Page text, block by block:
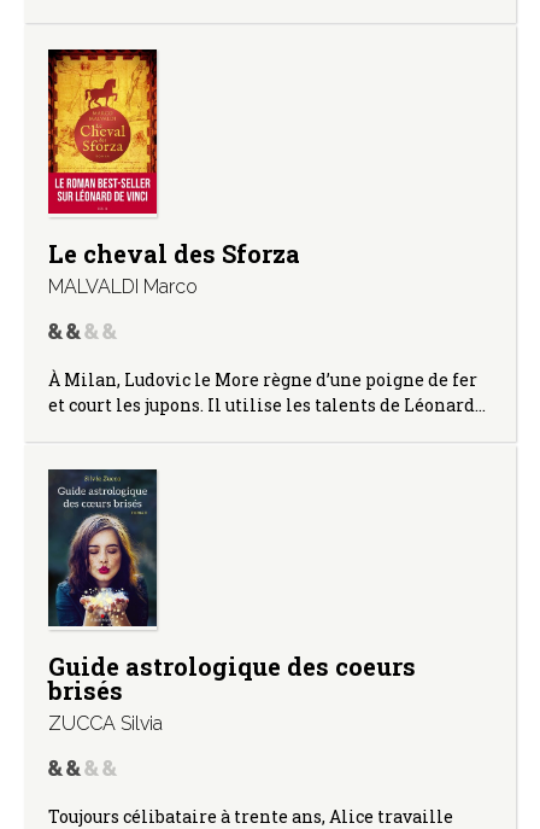
Le cheval des Sforza
MALVALDI Marco
À Milan, Ludovic le More règne d’une poigne de fer
et court les jupons. Il utilise les talents de Léonard…
Guide astrologique des coeurs
brisés
ZUCCA Silvia
Toujours célibataire à trente ans, Alice travaille